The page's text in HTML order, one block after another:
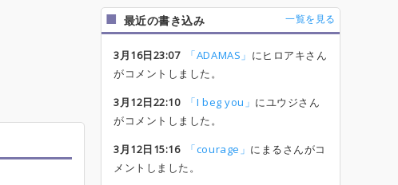
最近の書き込み 一覧を見る
3月16日23:07 「ADAMAS」 にヒロアキさん
がコメントしました。
3月12日22:10
「I beg you」 にユウジさん
がコメントしました。
3月12日15:16
「courage」 にまるさんがコ
メントしました。